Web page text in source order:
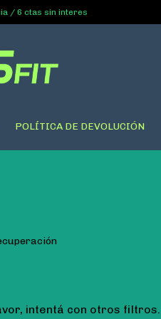
/ 6 ctas sin interes
POLÍTICA DE DEVOLUCIÓN
intentá con otros filtros.